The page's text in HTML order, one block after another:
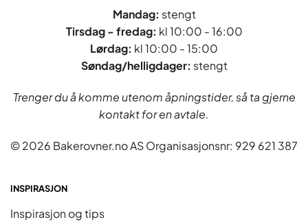
Mandag: stengt
Tirsdag - fredag: kl 10:00 - 16:00
Lørdag: kl 10:00 - 15:00
Søndag/helligdager: stengt
Trenger du å komme utenom åpningstider, så ta gjerne
kontakt for en avtale.
© 2026 Bakerovner.no AS Organisasjonsnr: 929 621 387
INSPIRASJON
Inspirasjon og tips